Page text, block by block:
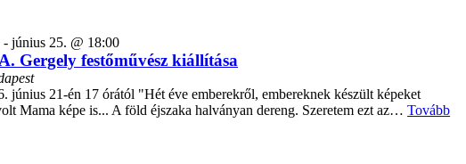
-június 25. @ 18:00
Gergely festőművész kiállítása
június 21-én 17 órától "Hét éve emberekről, embereknek készült képeket
Mama képe is... A föld éjszaka halványan dereng. Szeretem ezt az…Tovább